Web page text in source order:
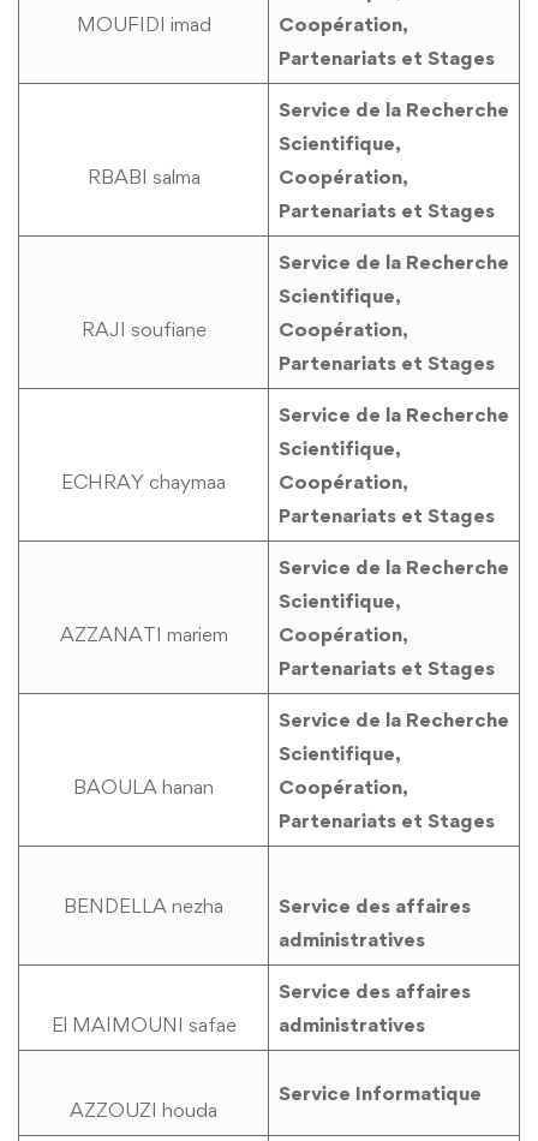
MOUFIDI imad
Coopération,
Partenariats et Stages
RBABI salma
Service de la Recherche
Scientifique,
Coopération,
Partenariats et Stages
RAJI soufiane
Service de la Recherche
Scientifique,
Coopération,
Partenariats et Stages
ECHRAY chaymaa
Service de la Recherche
Scientifique,
Coopération,
Partenariats et Stages
AZZANATI mariem
Service de la Recherche
Scientifique,
Coopération,
Partenariats et Stages
BAOULA hanan
Service de la Recherche
Scientifique,
Coopération,
Partenariats et Stages
BENDELLA nezha
Service des affaires
administratives
El MAIMOUNI safae
Service des affaires
administratives
AZZOUZI houda
Service Informatique